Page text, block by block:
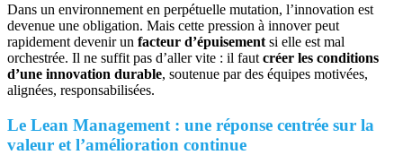
Dans un environnement en perpétuelle mutation, l’innovation est
devenue une obligation. Mais cette pression à innover peut
rapidement devenir un facteur d’épuisement si elle est mal
orchestrée. Il ne suffit pas d’aller vite : il faut créer les conditions
d’une innovation durable, soutenue par des équipes motivées,
alignées, responsabilisées.
Le Lean Management : une réponse centrée sur la
valeur et l’amélioration continue